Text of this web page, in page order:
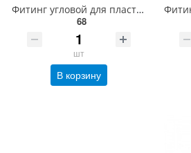
Фитинг угловой для пластиковых трубок 12мм с внутренней резьбой 1/2" Partner SPLF12-04
68
шт
В корзину